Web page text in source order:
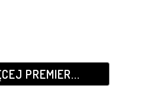
PREMIER...